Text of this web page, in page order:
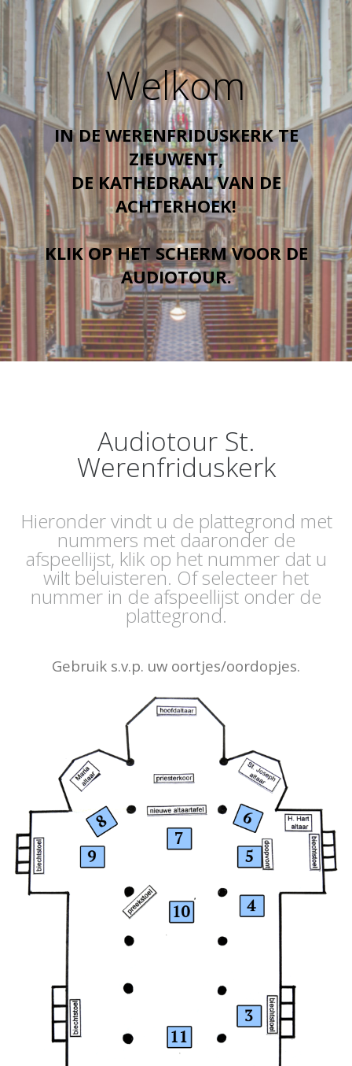
Welkom
IN DE WERENFRIDUSKERK TE
ZIEUWENT,
DE KATHEDRAAL VAN DE
ACHTERHOEK!
KLIK OP HET SCHERM VOOR DE
AUDIOTOUR.
Audiotour St.
Werenfriduskerk
Hieronder vindt u de plattegrond met
nummers met daaronder de
afspeellijst, klik op het nummer dat u
wilt beluisteren. Of selecteer het
nummer in de afspeellijst onder de
plattegrond.
Gebruik s.v.p. uw oortjes/oordopjes.